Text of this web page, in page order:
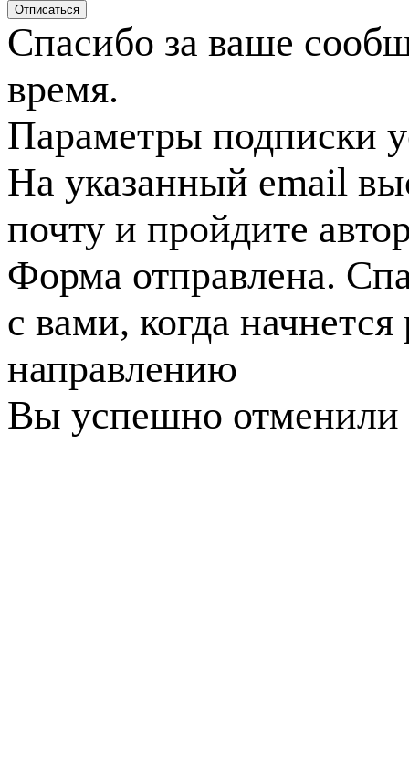
Спасибо за ваше
время.
Параметры подписки
На указанный email
почту и пройдите
Форма отправлена.
с вами, когда
направлению
Вы успешно отменили